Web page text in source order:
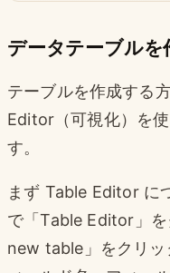
データテーブルを
テーブルを作成する
Editor（可視化）を
す。
まず Table Editor に
で「Table Editor」
new table」をクリッ